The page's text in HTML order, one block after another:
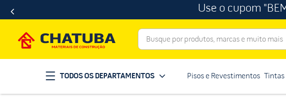
Use o cupom
Busque por produtos, marcas e muito mais
TODOS OS DEPARTAMENTOS Pisos e Revestimentos
1 º porcelanato
2º telha